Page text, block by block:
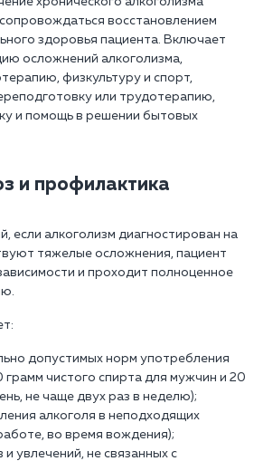
восстановлением
здоровья пациента. Включает
осложнений алкоголизма,
физкультуру и спорт,
или трудотерапию,
и помощь в решении бытовых
и профилактика
если алкоголизм диагностирован на
тяжелые осложнения, пациент
и проходит полноценное
допустимых норм употребления
грамм чистого спирта для мужчин и 20
не чаще двух раз в неделю);
алкоголя в неподходящих
во время вождения);
и увлечений, не связанных с